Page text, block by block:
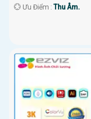
️💮 Ưu Điểm :Thu Âm.